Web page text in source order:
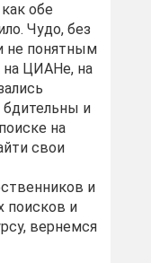
обе
Чудо, без
не понятным
на ЦИАНе, на
и
на
свои
и
поисков и
вернемся